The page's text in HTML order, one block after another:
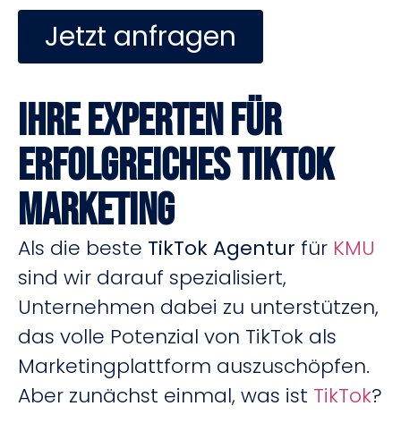
Jetzt anfragen
Ihre Experten für
Erfolgreiches TikTok
Marketing
Als die beste TikTok Agentur für KMU
sind wir darauf spezialisiert,
Unternehmen dabei zu unterstützen,
das volle Potenzial von TikTok als
Marketingplattform auszuschöpfen.
Aber zunächst einmal, was ist TikTok?